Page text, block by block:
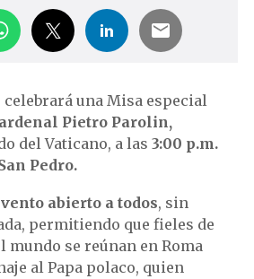
celebrará una Misa especial
Pietro Parolin,
del Vaticano, a las 3:00 p.m.
Pedro.
abierto a todos, sin
permitiendo que fieles de
mundo se reúnan en Roma
al Papa polaco, quien